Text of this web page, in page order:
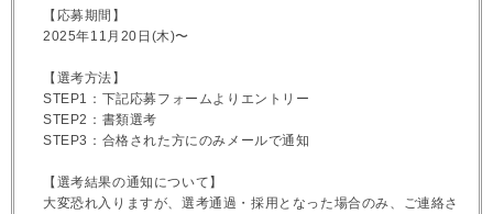
【応募期間】
2025年11月20日(木)〜
【選考方法】
STEP1：下記応募フォームよりエントリー
STEP2：書類選考
STEP3：合格された方にのみメールで通知
【選考結果の通知について】
大変恐れ入りますが、選考通過・採用となった場合のみ、ご連絡さ